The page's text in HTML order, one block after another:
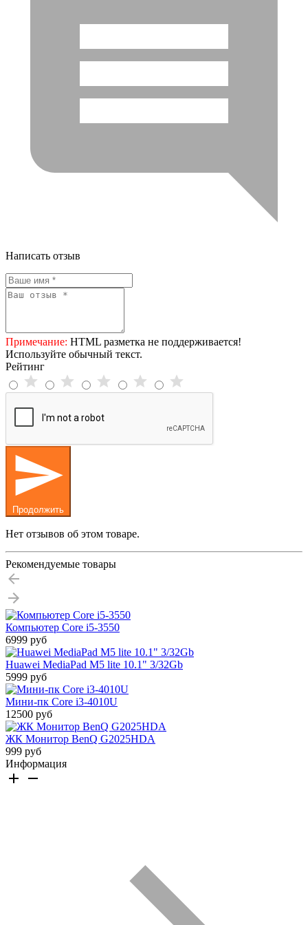
Написать отзыв
Примечание: HTML разметка не поддерживается!
Используйте обычный текст.
Рейтинг
Продолжить
Нет отзывов об этом товаре.
Рекомендуемые товары
Компьютер Core i5-3550
6999 руб
Huawei MediaPad M5 lite 10.1" 3/32Gb
5999 руб
Мини-пк Core i3-4010U
12500 руб
ЖК Монитор BenQ G2025HDA
999 руб
Информация